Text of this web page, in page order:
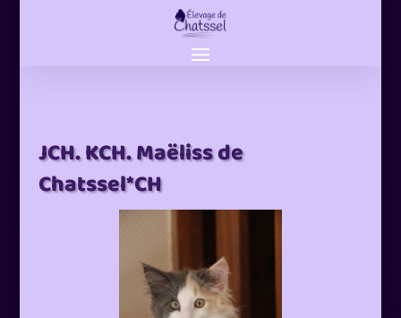
JCH. KCH. Maëliss de
Chatssel*CH